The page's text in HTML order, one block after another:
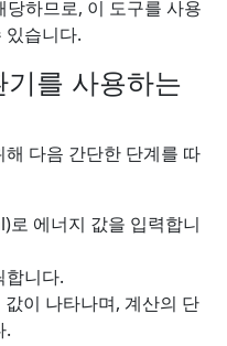
하므로, 이 도구를 사용
있습니다.
를 사용하는
다음 간단한 단계를 따
로 에너지 값을 입력합니
합니다.
이 나타나며, 계산의 단
.